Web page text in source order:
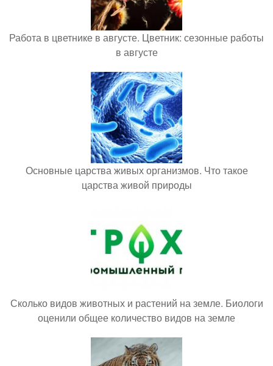
Работа в цветнике в августе. Цветник: сезонные работы
в августе
Основные царства живых организмов. Что такое
царства живой природы
Сколько видов животных и растений на земле. Биологи
оценили общее количество видов на земле